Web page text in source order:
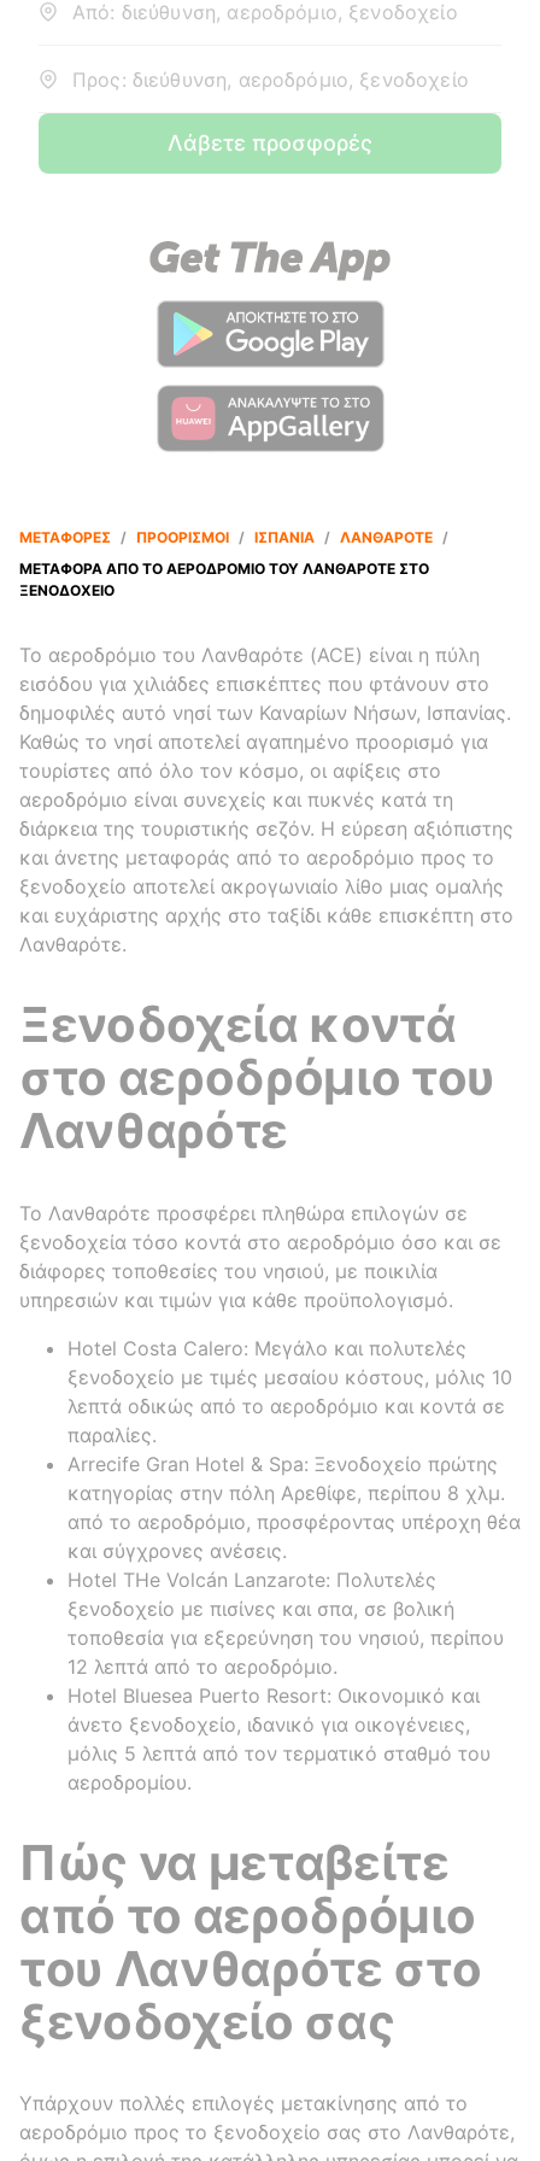
Από: διεύθυνση, αεροδρόμιο, ξενοδοχείο
Προς: διεύθυνση, αεροδρόμιο, ξενοδοχείο
Λάβετε προσφορές
ΜΕΤΑΦΟΡΈΣ / ΠΡΟΟΡΙΣΜΟΊ / ΙΣΠΑΝΊΑ / ΛΑΝΘΑΡΌΤΕ /
ΜΕΤΑΦΟΡΆ ΑΠΌ ΤΟ ΑΕΡΟΔΡΌΜΙΟ ΤΟΥ ΛΑΝΘΑΡΌΤΕ ΣΤΟ
ΞΕΝΟΔΟΧΕΊΟ
Το αεροδρόμιο του Λανθαρότε (ACE) είναι η πύλη
εισόδου για χιλιάδες επισκέπτες που φτάνουν στο
δημοφιλές αυτό νησί των Καναρίων Νήσων, Ισπανίας.
Καθώς το νησί αποτελεί αγαπημένο προορισμό για
τουρίστες από όλο τον κόσμο, οι αφίξεις στο
αεροδρόμιο είναι συνεχείς και πυκνές κατά τη
διάρκεια της τουριστικής σεζόν. Η εύρεση αξιόπιστης
και άνετης μεταφοράς από το αεροδρόμιο προς το
ξενοδοχείο αποτελεί ακρογωνιαίο λίθο μιας ομαλής
και ευχάριστης αρχής στο ταξίδι κάθε επισκέπτη στο
Λανθαρότε.
Ξενοδοχεία κοντά
στο αεροδρόμιο του
Λανθαρότε
Το Λανθαρότε προσφέρει πληθώρα επιλογών σε
ξενοδοχεία τόσο κοντά στο αεροδρόμιο όσο και σε
διάφορες τοποθεσίες του νησιού, με ποικιλία
υπηρεσιών και τιμών για κάθε προϋπολογισμό.
Hotel Costa Calero: Μεγάλο και πολυτελές
ξενοδοχείο με τιμές μεσαίου κόστους, μόλις 10
λεπτά οδικώς από το αεροδρόμιο και κοντά σε
παραλίες.
Arrecife Gran Hotel & Spa: Ξενοδοχείο πρώτης
κατηγορίας στην πόλη Αρεθίφε, περίπου 8 χλμ.
από το αεροδρόμιο, προσφέροντας υπέροχη θέα
και σύγχρονες ανέσεις.
Hotel THe Volcán Lanzarote: Πολυτελές
ξενοδοχείο με πισίνες και σπα, σε βολική
τοποθεσία για εξερεύνηση του νησιού, περίπου
12 λεπτά από το αεροδρόμιο.
Hotel Bluesea Puerto Resort: Οικονομικό και
άνετο ξενοδοχείο, ιδανικό για οικογένειες,
μόλις 5 λεπτά από τον τερματικό σταθμό του
αεροδρομίου.
Πώς να μεταβείτε
από το αεροδρόμιο
του Λανθαρότε στο
ξενοδοχείο σας
Υπάρχουν πολλές επιλογές μετακίνησης από το
αεροδρόμιο προς το ξενοδοχείο σας στο Λανθαρότε,